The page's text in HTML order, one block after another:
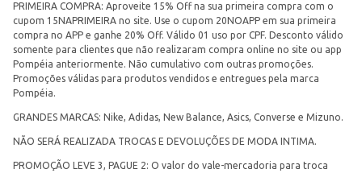
PRIMEIRA COMPRA: Aproveite 15% Off na sua primeira compra com o
cupom 15NAPRIMEIRA no site. Use o cupom 20NOAPP em sua primeira
compra no APP e ganhe 20% Off. Válido 01 uso por CPF. Desconto válido
somente para clientes que não realizaram compra online no site ou app
Pompéia anteriormente. Não cumulativo com outras promoções.
Promoções válidas para produtos vendidos e entregues pela marca
Pompéia.
GRANDES MARCAS: Nike, Adidas, New Balance, Asics, Converse e Mizuno.
NÃO SERÁ REALIZADA TROCAS E DEVOLUÇÕES DE MODA INTIMA.
PROMOÇÃO LEVE 3, PAGUE 2: O valor do vale-mercadoria para troca